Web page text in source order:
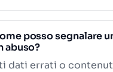
posso segnalare
abuso?
dati errati o